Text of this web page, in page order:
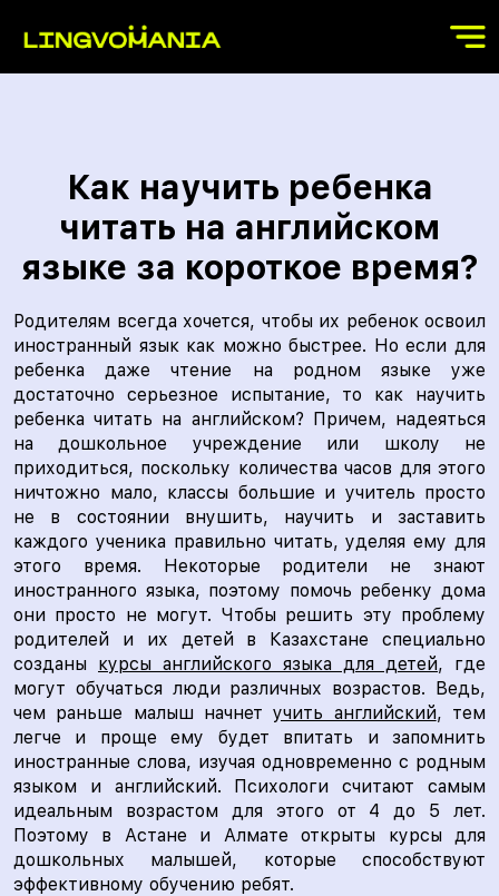
Как научить ребенка
читать на английском
языке за короткое время?
Родителям всегда хочется, чтобы их ребенок освоил
иностранный язык как можно быстрее. Но если для
ребенка даже чтение на родном языке уже
достаточно серьезное испытание, то как научить
ребенка читать на английском? Причем, надеяться
на дошкольное учреждение или школу не
приходиться, поскольку количества часов для этого
ничтожно мало, классы большие и учитель просто
не в состоянии внушить, научить и заставить
каждого ученика правильно читать, уделяя ему для
этого время. Некоторые родители не знают
иностранного языка, поэтому помочь ребенку дома
они просто не могут. Чтобы решить эту проблему
родителей и их детей в Казахстане специально
созданы курсы английского языка для детей, где
могут обучаться люди различных возрастов. Ведь,
чем раньше малыш начнетучить английский, тем
легче и проще ему будет впитать и запомнить
иностранные слова, изучая одновременно с родным
языком и английский. Психологи считают самым
идеальным возрастом для этого от 4 до 5 лет.
Поэтому в Астане и Алмате открыты курсы для
дошкольных малышей, которые способствуют
эффективному обучению ребят.